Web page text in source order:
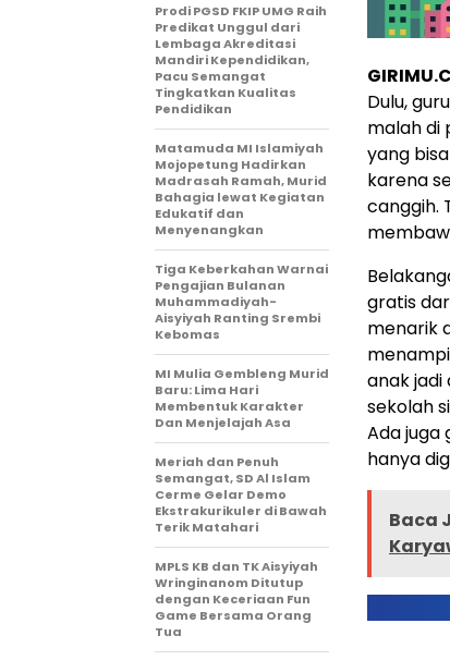
Dulu,
malah di
yang
karena
canggih.
gratis
menarik
anak
sekolah
Ada juga
hanya
Baca
Prodi PGSD FKIP UMG Raih
Predikat Unggul dari
Lembaga Akreditasi
Mandiri Kependidikan,
Pacu Semangat
Tingkatkan Kualitas
Pendidikan
Matamuda MI Islamiyah
Mojopetung Hadirkan
Madrasah Ramah, Murid
Bahagia lewat Kegiatan
Edukatif dan
Menyenangkan
Tiga Keberkahan Warnai
Pengajian Bulanan
Muhammadiyah-
Aisyiyah Ranting Srembi
Kebomas
MI Mulia Gembleng Murid
Baru: Lima Hari
Membentuk Karakter
Dan Menjelajah Asa
Meriah dan Penuh
Semangat, SD Al Islam
Cerme Gelar Demo
Ekstrakurikuler di Bawah
Terik Matahari
MPLS KB dan TK Aisyiyah
Wringinanom Ditutup
dengan Keceriaan Fun
Game Bersama Orang
Tua